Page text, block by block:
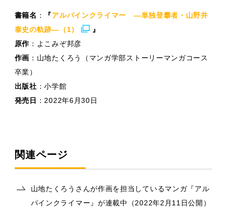
書籍名 ： 『アルパインクライマー —単独登攀者・山野井
泰史の軌跡—（1）
』
原作 ：よこみぞ邦彦
作画 ：山地たくろう（マンガ学部ストーリーマンガコース
卒業）
出版社 ：小学館
発売日
：2022年6月30日
関連ページ
山地たくろうさんが作画を担当しているマンガ『アル
パインクライマー』が連載中（2022年2月11日公開）